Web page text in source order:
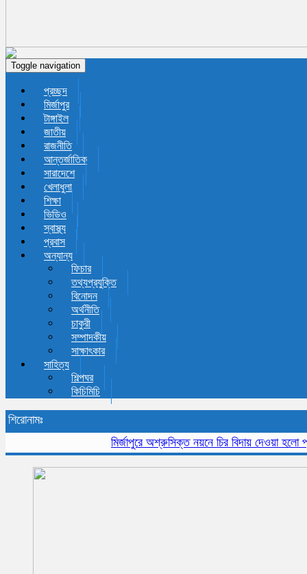
Toggle navigation
প্রচ্ছদ
মির্জাপুর
টাঙ্গাইল
জাতীয়
রাজনীতি
আন্তর্জাতিক
সারাদেশে
খেলাধুলা
শিক্ষা
ভিডিও
স্বাস্থ্য
প্রবাস
অন্যান্য
ফিচার
তথ্যপ্রযুক্তি
বিনোদন
অর্থনীতি
চাকুরী
সম্পাদকীয়
সাক্ষাৎকার
সাহিত্য
শিল্পঘর
কিচিমিচি
শিরোনামঃ
মির্জাপুরে অশ্রুসিক্ত নয়নে চির বিদায় দেওয়া হলো প্রবীন